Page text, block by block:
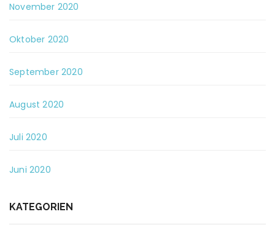
November 2020
Oktober 2020
September 2020
August 2020
Juli 2020
Juni 2020
KATEGORIEN